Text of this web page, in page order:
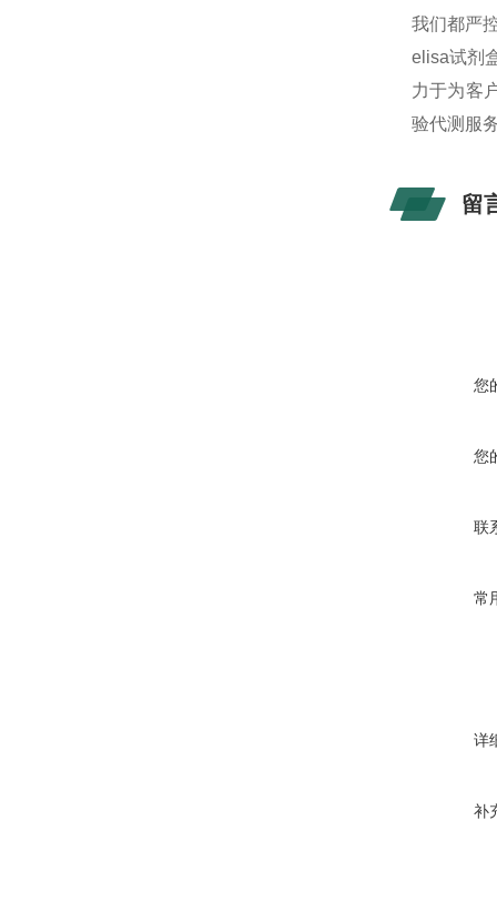
我们都严
elisa试剂
力于为客
验代测服
留
您
您
联
常
详
补